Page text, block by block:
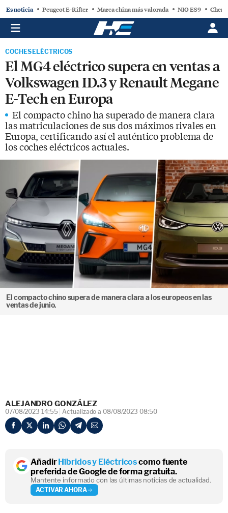
Es noticia Peugeot E-Rifter Marca china más valorada NIO ES9 Chery
COCHES ELÉCTRICOS
El MG4 eléctrico supera en ventas a
Volkswagen ID.3 y Renault Megane
E-Tech en Europa
El compacto chino ha superado de manera clara
las matriculaciones de sus dos máximos rivales en
Europa, certificando así el auténtico problema de
los coches eléctricos actuales.
El compacto chino supera de manera clara a los europeos en las
ventas de junio.
ALEJANDRO GONZÁLEZ
07/08/2023 14:55 Actualizado a 08/08/2023 08:50
AñadirHíbridos y Eléctricoscomo fuente
preferida de Google de forma gratuita.
Mantente informado con las últimas noticias de actualidad.
ACTIVAR AHORA